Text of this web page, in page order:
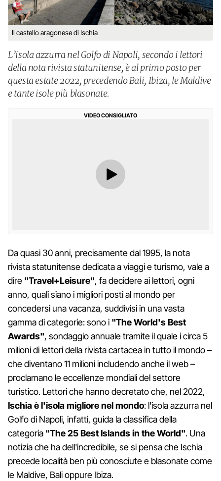
Il castello aragonese di Ischia
L’isola azzurra nel Golfo di Napoli, secondo i lettori
della nota rivista statunitense, è al primo posto per
questa estate 2022, precedendo Bali, Ibiza, le Maldive
e tante isole più blasonate.
VIDEO CONSIGLIATO
Da quasi 30 anni, precisamente dal 1995, la nota
rivista statunitense dedicata a viaggi e turismo, vale a
dire "Travel+Leisure", fa decidere ai lettori, ogni
anno, quali siano i migliori posti al mondo per
concedersi una vacanza, suddivisi in una vasta
gamma di categorie: sono i "The World's Best
Awards", sondaggio annuale tramite il quale i circa 5
milioni di lettori della rivista cartacea in tutto il mondo –
che diventano 11 milioni includendo anche il web –
proclamano le eccellenze mondiali del settore
turistico. Lettori che hanno decretato che, nel 2022,
Ischiaè l'isola migliore nel mondo: l'isola azzurra nel
Golfo di Napoli, infatti, guida la classifica della
categoria "The 25 Best Islands in the World". Una
notizia che ha dell'incredibile, se si pensa che Ischia
precede località ben più conosciute e blasonate come
le Maldive, Bali oppure Ibiza.